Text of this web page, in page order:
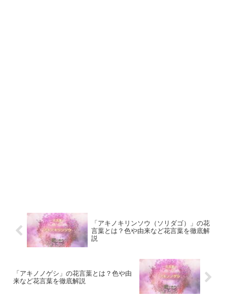
「アキノキリンソウ（ソリダゴ）」の花
言葉とは？色や由来など花言葉を徹底解
説
「アキノノゲシ」の花言葉とは？色や由
来など花言葉を徹底解説